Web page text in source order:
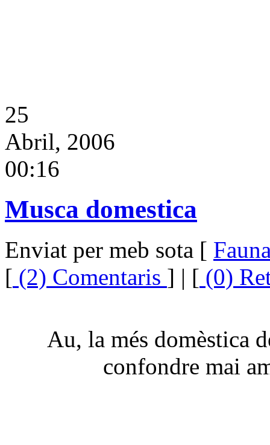
25
Abril, 2006
00:16
Musca domestica
Enviat per meb sota [
[ (2) Comentaris ] | [ (0)
Au, la més domèstica
confondre mai